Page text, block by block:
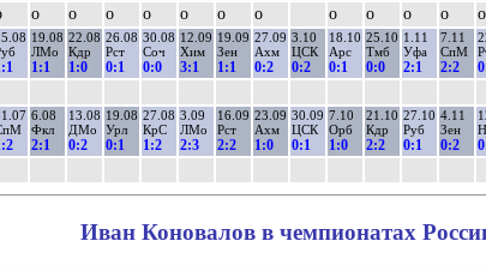
о о о о о о о о о о о о
19.08
ЛМо
1:1
22.08
Кдр
1:0
26.08
Рст
0:1
30.08
Соч
0:0
12.09
Хим
3:1
19.09
Зен
1:1
27.09
Ахм
0:2
3.10
ЦСК
0:2
18.10
Арс
0:1
25.10
Тмб
0:0
1.11
Уфа
2:1
7.11
СпМ
2:2
6.08
Фкл
2:1
13.08
ДМо
0:2
19.08
Урл
0:1
27.08
КрС
1:2
3.09
ЛМо
2:3
16.09
Рст
2:2
23.09
Ахм
1:0
30.09
ЦСК
0:1
7.10
Орб
1:0
21.10
Кдр
2:2
27.10
Руб
0:1
4.11
Зен
0:2
Иван Коновалов в чемпионатах